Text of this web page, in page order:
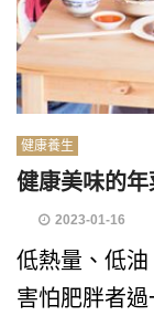
健康養生
健康美味的年
2023-01-16
低熱量、低
害怕肥胖者